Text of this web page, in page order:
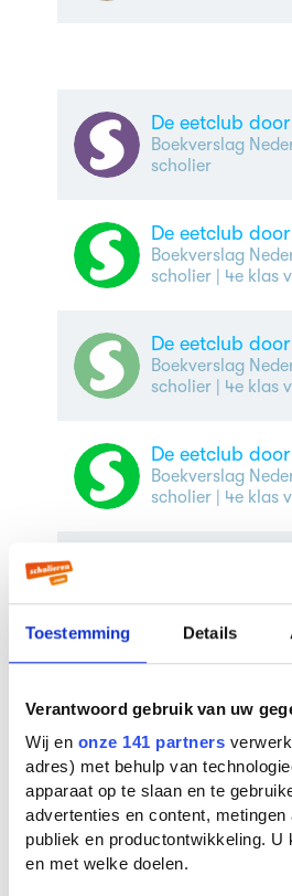
Toestemming Details
Verantwoord gebruik van uw
Wij en onze 141 partners
adres) met behulp van
apparaat op te slaan en te
advertenties en content,
publiek en productontwikkeling.
en met welke doelen.
De eetclub
Boekverslag
scholier
De eetclub
Boekverslag
scholier| 4e klas
De eetclub
Boekverslag
scholier| 4e klas
De eetclub
Boekverslag
scholier| 4e klas
scholier
scholier| 6e klas
De eetclub
Boekverslag
scholier | 4e klas